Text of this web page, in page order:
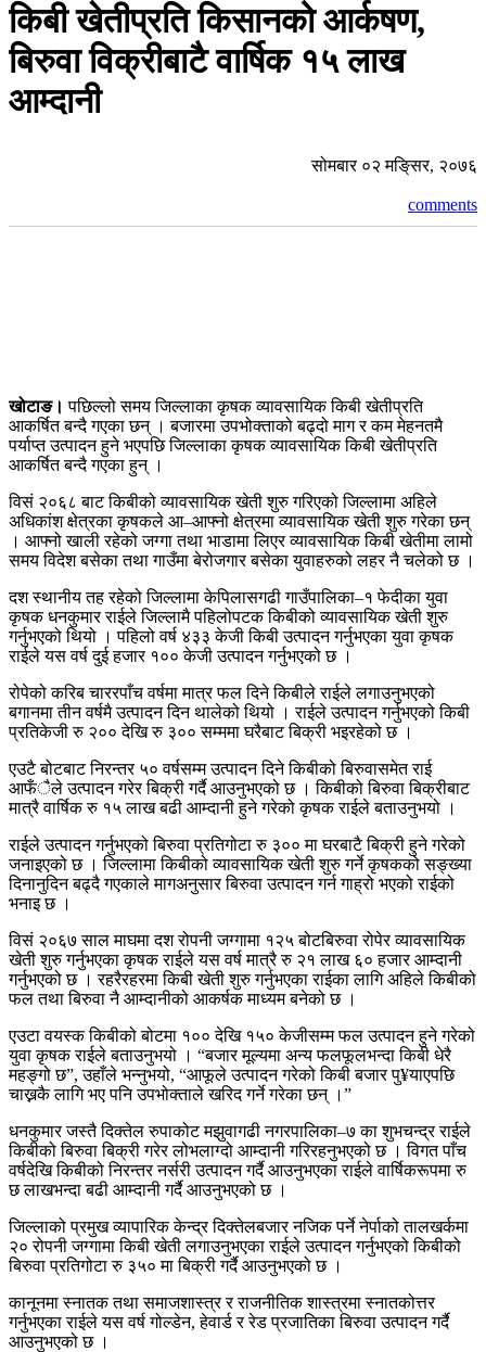
किबी खेतीप्रति किसानको आर्कषण,
बिरुवा विक्रीबाटै वार्षिक १५ लाख
आम्दानी
सोमबार ०२ मङि्सर, २०७६
comments
खोटाङ। पछिल्लो समय जिल्लाका कृषक व्यावसायिक किबी खेतीप्रति
आकर्षित बन्दै गएका छन् । बजारमा उपभोक्ताको बढ्दो माग र कम मेहनतमै
पर्याप्त उत्पादन हुने भएपछि जिल्लाका कृषक व्यावसायिक किबी खेतीप्रति
आकर्षित बन्दै गएका हुन् ।
विसं २०६८ बाट किबीको व्यावसायिक खेती शुरु गरिएको जिल्लामा अहिले
अधिकांश क्षेत्रका कृषकले आ–आफ्नो क्षेत्रमा व्यावसायिक खेती शुरु गरेका छन्
। आफ्नो खाली रहेको जग्गा तथा भाडामा लिएर व्यावसायिक किबी खेतीमा लामो
समय विदेश बसेका तथा गाउँमा बेरोजगार बसेका युवाहरुको लहर नै चलेको छ ।
दश स्थानीय तह रहेको जिल्लामा केपिलासगढी गाउँपालिका–१ फेदीका युवा
कृषक धनकुमार राईले जिल्लामै पहिलोपटक किबीको व्यावसायिक खेती शुरु
गर्नुभएको थियो । पहिलो वर्ष ४३३ केजी किबी उत्पादन गर्नुभएका युवा कृषक
राईले यस वर्ष दुई हजार १०० केजी उत्पादन गर्नुभएको छ ।
रोपेको करिब चाररपाँच वर्षमा मात्र फल दिने किबीले राईले लगाउनुभएको
बगानमा तीन वर्षमै उत्पादन दिन थालेको थियो । राईले उत्पादन गर्नुभएको किबी
प्रतिकेजी रु २०० देखि रु ३०० सम्ममा घरैबाट बिक्री भइरहेको छ ।
एउटै बोटबाट निरन्तर ५० वर्षसम्म उत्पादन दिने किबीको बिरुवासमेत राई
आफँैले उत्पादन गरेर बिक्री गर्दै आउनुभएको छ । किबीको बिरुवा बिक्रीबाट
मात्रै वार्षिक रु १५ लाख बढी आम्दानी हुने गरेको कृषक राईले बताउनुभयो ।
राईले उत्पादन गर्नुभएको बिरुवा प्रतिगोटा रु ३०० मा घरबाटै बिक्री हुने गरेको
जनाइएको छ । जिल्लामा किबीको व्यावसायिक खेती शुरु गर्ने कृषकको सङ्ख्या
दिनानुदिन बढ्दै गएकाले मागअनुसार बिरुवा उत्पादन गर्न गाह्रो भएको राईको
भनाइ छ ।
विसं २०६७ साल माघमा दश रोपनी जग्गामा १२५ बोटबिरुवा रोपेर व्यावसायिक
खेती शुरु गर्नुभएका कृषक राईले यस वर्ष मात्रै रु २१ लाख ६० हजार आम्दानी
गर्नुभएको छ । रहरैरहरमा किबी खेती शुरु गर्नुभएका राईका लागि अहिले किबीको
फल तथा बिरुवा नै आम्दानीको आकर्षक माध्यम बनेको छ ।
एउटा वयस्क किबीको बोटमा १०० देखि १५० केजीसम्म फल उत्पादन हुने गरेको
युवा कृषक राईले बताउनुभयो । “बजार मूल्यमा अन्य फलफूलभन्दा किबी धेरै
महङ्गो छ”, उहाँले भन्नुभयो, “आफूले उत्पादन गरेको किबी बजार पु¥याएपछि
चाख्नकै लागि भए पनि उपभोक्ताले खरिद गर्ने गरेका छन् ।”
धनकुमार जस्तै दिक्तेल रुपाकोट मझुवागढी नगरपालिका–७ का शुभचन्द्र राईले
किबीको बिरुवा बिक्री गरेर लोभलाग्दो आम्दानी गरिरहनुभएको छ । विगत पाँच
वर्षदेखि किबीको निरन्तर नर्सरी उत्पादन गर्दै आउनुभएका राईले वार्षिकरूपमा रु
छ लाखभन्दा बढी आम्दानी गर्दै आउनुभएको छ ।
जिल्लाको प्रमुख व्यापारिक केन्द्र दिक्तेलबजार नजिक पर्ने नेर्पाको तालखर्कमा
२० रोपनी जग्गामा किबी खेती लगाउनुभएका राईले उत्पादन गर्नुभएको किबीको
बिरुवा प्रतिगोटा रु ३५० मा बिक्री गर्दै आउनुभएको छ ।
कानूनमा स्नातक तथा समाजशास्त्र र राजनीतिक शास्त्रमा स्नातकोत्तर
गर्नुभएका राईले यस वर्ष गोल्डेन, हेवार्ड र रेड प्रजातिका बिरुवा उत्पादन गर्दै
आउनुभएको छ ।